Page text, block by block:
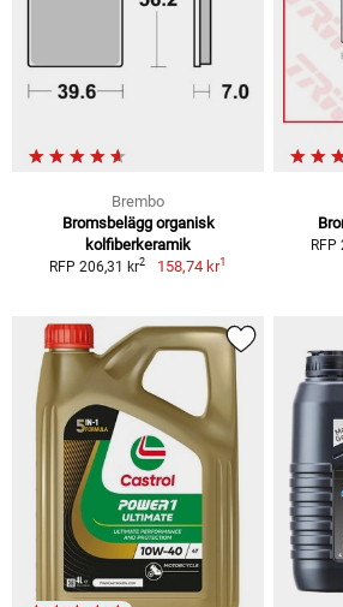
Brembo
Bromsbelägg organisk
kolfiberkeramik
RFP 206,31 kr2 158,74 kr1